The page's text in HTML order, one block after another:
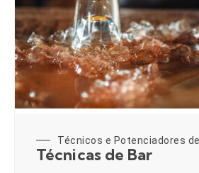
Técnicos e Potenciadores
Técnicas de Bar